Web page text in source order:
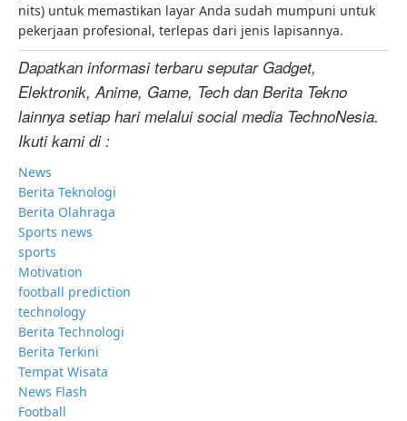
nits) untuk memastikan layar Anda sudah mumpuni untuk
pekerjaan profesional, terlepas dari jenis lapisannya.
Dapatkan informasi terbaru seputar Gadget,
Elektronik, Anime, Game, Tech dan Berita Tekno
lainnya setiap hari melalui social media TechnoNesia.
Ikuti kami di :
News
Berita Teknologi
Berita Olahraga
Sports news
sports
Motivation
football prediction
technology
Berita Technologi
Berita Terkini
Tempat Wisata
News Flash
Football